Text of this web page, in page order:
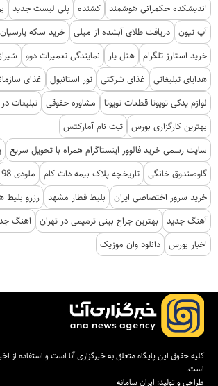
اندیشکده حکمرانی هوشمند کشنده پلی لیست جدید
آپ تیون دریافت طلای آبشده از میلی خرید سکه
خرید استارز تلگرام هتل یار نمایندگی تعمیرات دوو
هدایای تبلیغاتی
غذای شرکتی تور استانبول غذای
لوازم یدکی تویوتا قطعات تویوتا
مشاوره حقوقی تبلیغات
بهترین کارگزاری بورس ثبت نام آمارکتس
سایت رسمی خرید فالوور اینستاگرام همراه با تحویل سریع
گاوصندوق خانگی تاریخچه پلاک بیمه دات کام
ملودی 98
خرید سرور اختصاصی ایران
بلیط قطار مشهد رزرو بلیط
آهنگ جدید
بهترین جراح بینی ترمیمی در تهران اهنگ
اخبار بورس دانلود وان موزیک
کلیه حقوق این پایگاه متعلق به خبرگزاری آنا است و استفاده از
است.
طراحی و تولید: ایران سامانه